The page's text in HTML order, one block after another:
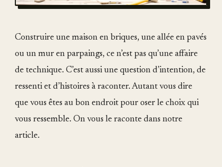
Construire une maison en briques, une allée en pavés
ou un mur en parpaings, ce n’est pas qu’une affaire
de technique. C’est aussi une question d’intention, de
ressenti et d’histoires à raconter. Autant vous dire
que vous êtes au bon endroit pour oser le choix qui
vous ressemble. On vous le raconte dans notre
article.